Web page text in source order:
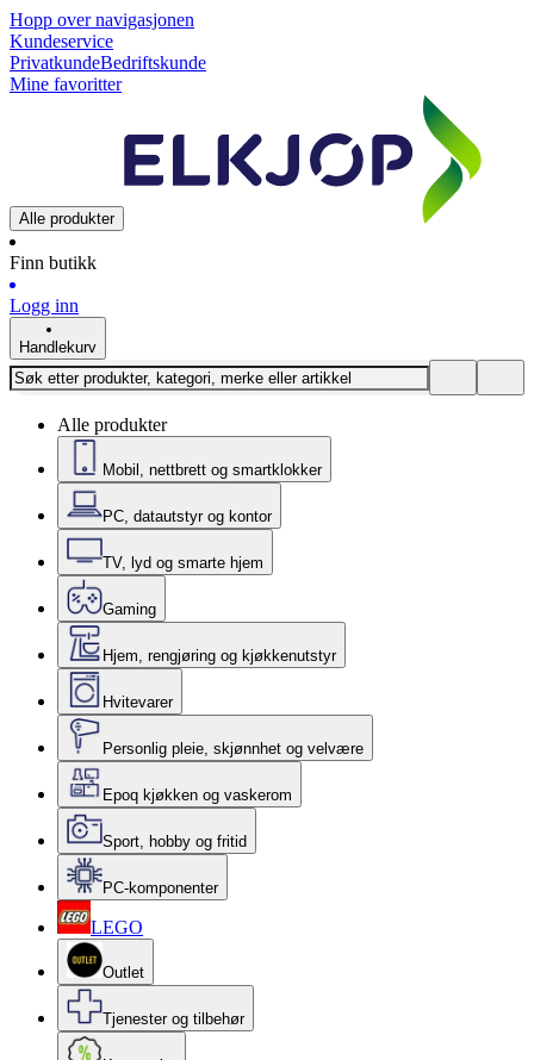
Hopp over navigasjonen
Kundeservice
PrivatkundeBedriftskunde
Mine favoritter
Alle produkter
Finn butikk
Logg inn
Handlekurv
Alle produkter
Mobil, nettbrett og smartklokker
PC, datautstyr og kontor
TV, lyd og smarte hjem
Gaming
Hjem, rengjøring og kjøkkenutstyr
Hvitevarer
Personlig pleie, skjønnhet og velvære
Epoq kjøkken og vaskerom
Sport, hobby og fritid
PC-komponenter
LEGO
Outlet
Tjenester og tilbehør